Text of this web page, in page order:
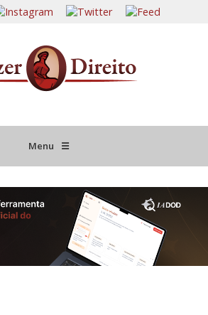
Menu ☰
COMENTADA
COMENTADOS